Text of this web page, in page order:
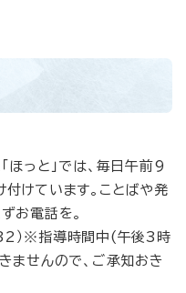
ほっと」では、毎日午前9
けています。ことばや発
お電話を。
※指導時間中(午後3時
ませんので、ご承知おき